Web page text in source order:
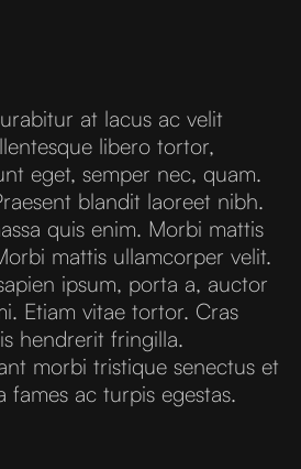
at lacus ac velit
libero tortor,
eget, semper nec, quam.
blandit laoreet nibh.
quis enim. Morbi mattis
mattis ullamcorper velit.
ipsum, porta a, auctor
Etiam vitae tortor. Cras
hendrerit fringilla.
morbi tristique senectus et
fames ac turpis egestas.